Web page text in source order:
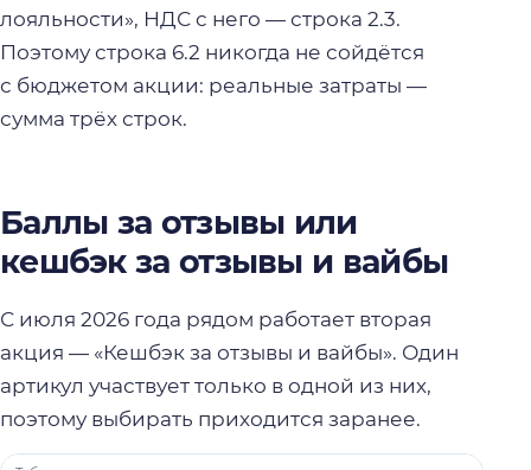
лояльности», НДС с него — строка 2.3.
Поэтому строка 6.2 никогда не сойдётся
с бюджетом акции: реальные затраты —
сумма трёх строк.
Баллы за отзывы или
кешбэк за отзывы и вайбы
С июля 2026 года рядом работает вторая
акция — «Кешбэк за отзывы и вайбы». Один
артикул участвует только в одной из них,
поэтому выбирать приходится заранее.